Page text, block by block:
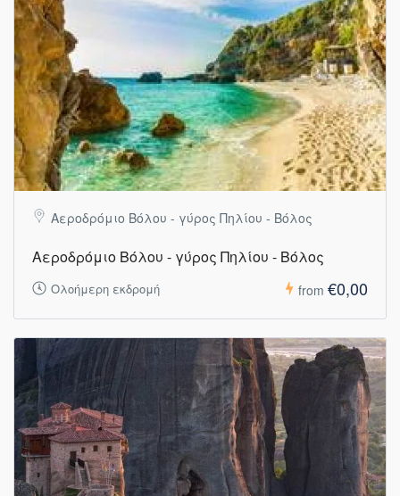
Αεροδρόμιο Βόλου - γύρος Πηλίου - Βόλος
Αεροδρόμιο Βόλου - γύρος Πηλίου - Βόλος
Ολοήμερη εκδρομή from €0,00